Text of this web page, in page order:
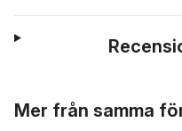
Mer från samma